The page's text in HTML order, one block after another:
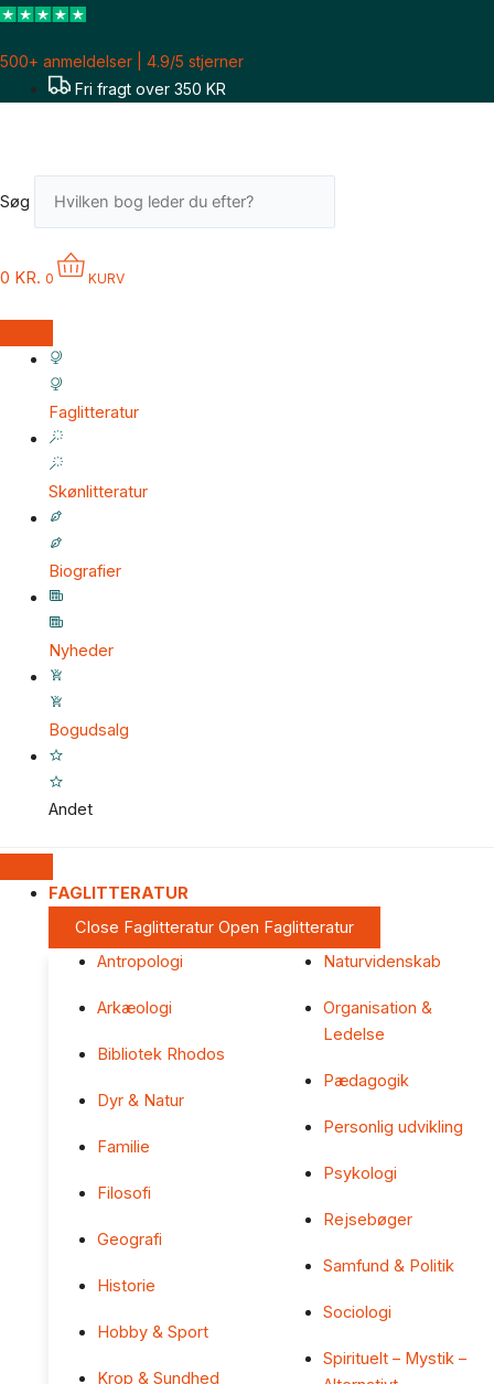
Gå
indholdet
500+ anmeldelser | 4.9/5 stjerner
Fri fragt over 350 KR
Søg
0 KR. 0 KURV
Faglitteratur
Skønlitteratur
Biografier
Nyheder
Bogudsalg
Andet
FAGLITTERATUR
Close Faglitteratur Open Faglitteratur
Antropologi
Arkæologi
Bibliotek Rhodos
Dyr & Natur
Familie
Filosofi
Geografi
Historie
Hobby & Sport
Krop & Sundhed
Naturvidenskab
Organisation &
Ledelse
Pædagogik
Personlig udvikling
Psykologi
Rejsebøger
Samfund & Politik
Sociologi
Spirituelt – Mystik –